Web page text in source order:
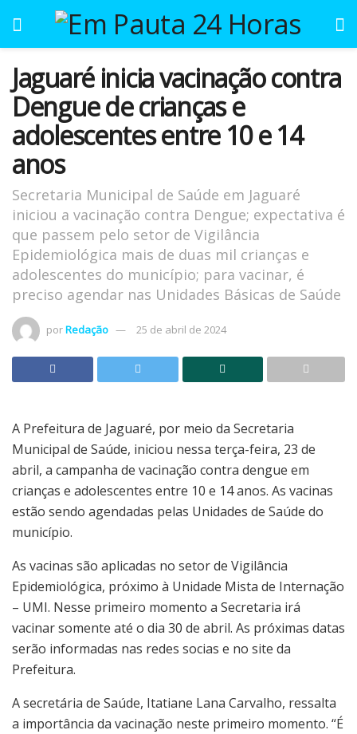
Jaguaré inicia vacinação contra
Dengue de crianças e
adolescentes entre 10 e 14
anos
Secretaria Municipal de Saúde em Jaguaré
iniciou a vacinação contra Dengue; expectativa é
que passem pelo setor de Vigilância
Epidemiológica mais de duas mil crianças e
adolescentes do município; para vacinar, é
preciso agendar nas Unidades Básicas de Saúde
porRedação 25 de abril de 2024
A Prefeitura de Jaguaré, por meio da Secretaria
Municipal de Saúde, iniciou nessa terça-feira, 23 de
abril, a campanha de vacinação contra dengue em
crianças e adolescentes entre 10 e 14 anos. As vacinas
estão sendo agendadas pelas Unidades de Saúde do
município.
As vacinas são aplicadas no setor de Vigilância
Epidemiológica, próximo à Unidade Mista de Internação
– UMI. Nesse primeiro momento a Secretaria irá
vacinar somente até o dia 30 de abril. As próximas datas
serão informadas nas redes socias e no site da
Prefeitura.
A secretária de Saúde, Itatiane Lana Carvalho, ressalta
a importância da vacinação neste primeiro momento. “É